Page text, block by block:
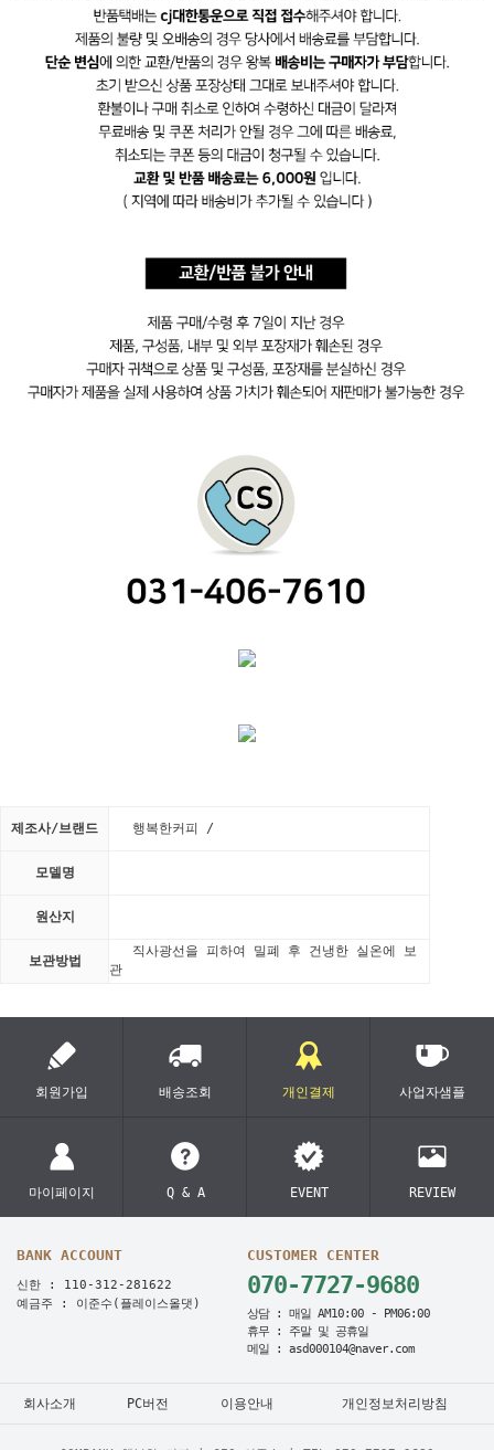
제조사/브랜드 행복한커피 /
모델명
원산지
보관방법
직사광선을 피하여 밀폐 후 건냉한 실온에 보
관
회원가입 배송조회 개인결제 사업자샘플
마이페이지 Q & A EVENT REVIEW
BANK ACCOUNT
신한 : 110-312-281622
예금주 : 이준수(플레이스올댓)
CUSTOMER CENTER
070-7727-9680
상담 : 매일 AM10:00 - PM06:00
휴무 : 주말 및 공휴일
메일 : asd000104@naver.com
회사소개 PC버전 이용안내 개인정보처리방침